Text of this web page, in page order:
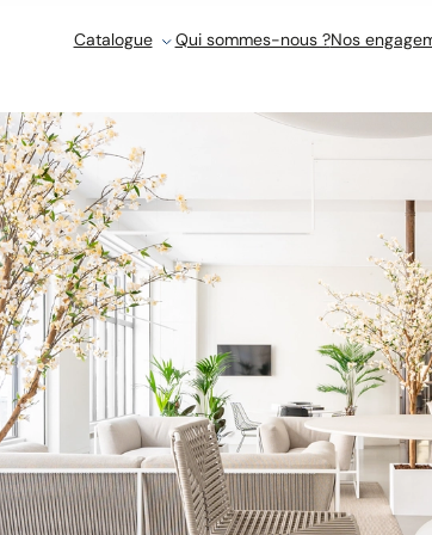
Catalogue Qui sommes-nous ?Nos